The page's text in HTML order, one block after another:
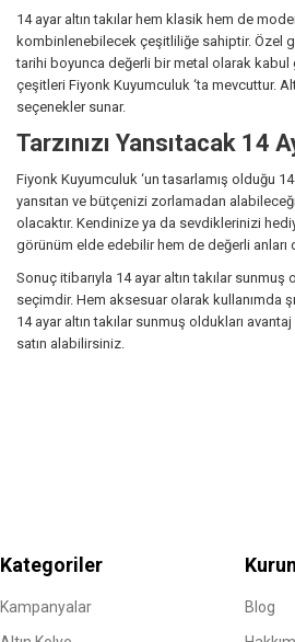
14 ayar altın takılar hem klasik hem de
kombinlenebilecek çeşitliliğe sahiptir. Özel
tarihi boyunca değerli bir metal olarak kabul
çeşitleri Fiyonk Kuyumculuk ‘ta mevcuttur.
seçenekler sunar.
Tarzınızı Yansıtacak 14
Fiyonk Kuyumculuk ‘un tasarlamış olduğu 14
yansıtan ve bütçenizi zorlamadan
olacaktır. Kendinize ya da sevdiklerinizi
görünüm elde edebilir hem de değerli anları
Sonuç itibarıyla 14 ayar altın takılar
seçimdir. Hem aksesuar olarak kullanımda
14 ayar altın takılar sunmuş oldukları
satın alabilirsiniz.
Kategoriler
Kampanyalar
Blog